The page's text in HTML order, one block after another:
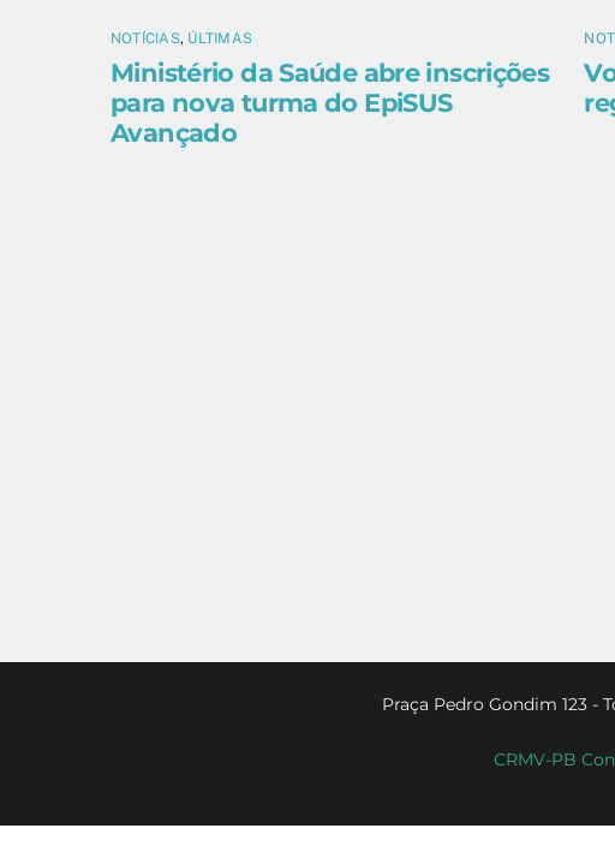
NOTÍCIAS, ÚLTIMAS
Ministério da Saúde abre inscrições
para nova turma do EpiSUS
Avançado
Praça Pedro Gondim 123 -
CRMV-PB